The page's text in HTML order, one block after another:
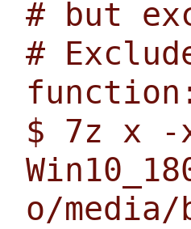
# but
#
$ 7z x -
o/media/